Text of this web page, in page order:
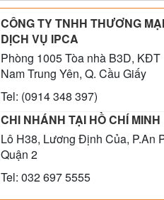
CÔNG TY TNHH THƯƠNG
DỊCH VỤ IPCA
Phòng 1005 Tòa nhà B3D, KĐT
Nam Trung Yên, Q. Cầu Giấy
Tel: (0914 348 397)
CHI NHÁNH TẠI HỒ CHÍ MINH
Lô H38, Lương Định Của, P.An
Quận 2
Tel: 032 697 5555